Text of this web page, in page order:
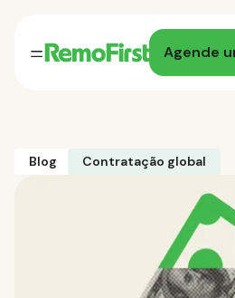
Agende
Blog Contratação global